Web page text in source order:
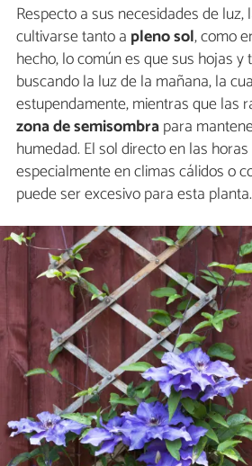
Respecto a sus necesidades de
cultivarse tanto a pleno sol, como
hecho, lo común es que sus hojas
buscando la luz de la mañana, la
estupendamente, mientras que las
zona de semisombrapara
humedad. El sol directo en las
especialmente en climas cálidos o
puede ser excesivo para esta planta.